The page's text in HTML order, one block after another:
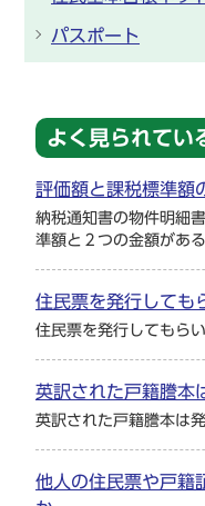
パスポート
よく見られてい
評価額と課税標準額
納税通知書の物件明細
準額と２つの金額があ
住民票を発行しても
住民票を発行してもら
英訳された戸籍謄本
英訳された戸籍謄本は
他人の住民票や戸籍